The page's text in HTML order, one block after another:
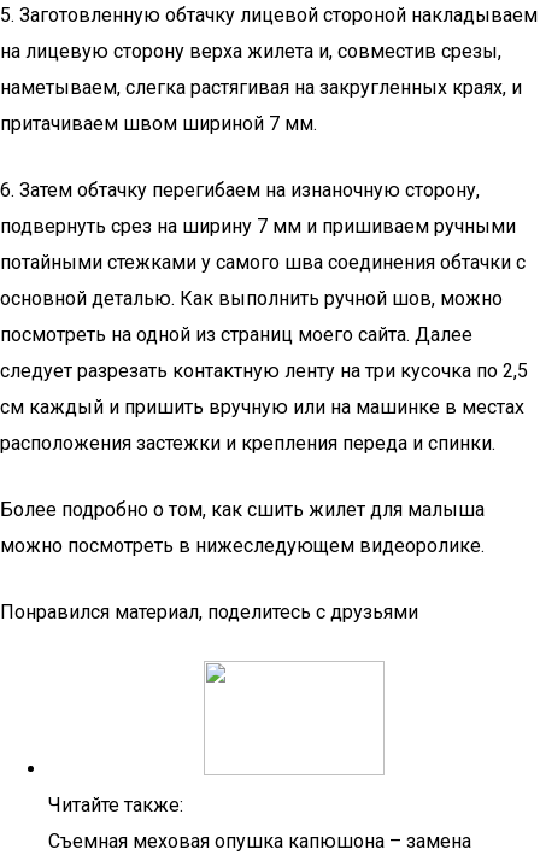
5. Заготовленную обтачку лицевой стороной накладываем
на лицевую сторону верха жилета и, совместив срезы,
наметываем, слегка растягивая на закругленных краях, и
притачиваем швом шириной 7 мм.
6. Затем обтачку перегибаем на изнаночную сторону,
подвернуть срез на ширину 7 мм и пришиваем ручными
потайными стежками у самого шва соединения обтачки с
основной деталью. Как выполнить ручной шов, можно
посмотреть на одной из страниц моего сайта. Далее
следует разрезать контактную ленту на три кусочка по 2,5
см каждый и пришить вручную или на машинке в местах
расположения застежки и крепления переда и спинки.
Более подробно о том, как сшить жилет для малыша
можно посмотреть в нижеследующем видеоролике.
Понравился материал, поделитесь с друзьями
Читайте также:
Съемная меховая опушка капюшона – замена